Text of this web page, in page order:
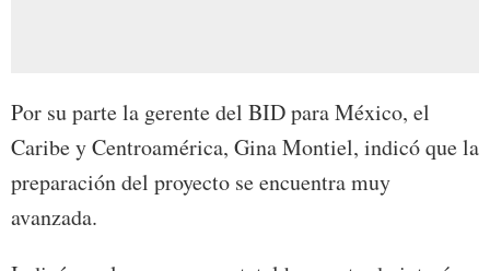
Por su parte la gerente del BID para México, el
Caribe y Centroamérica, Gina Montiel, indicó que la
preparación del proyecto se encuentra muy
avanzada.